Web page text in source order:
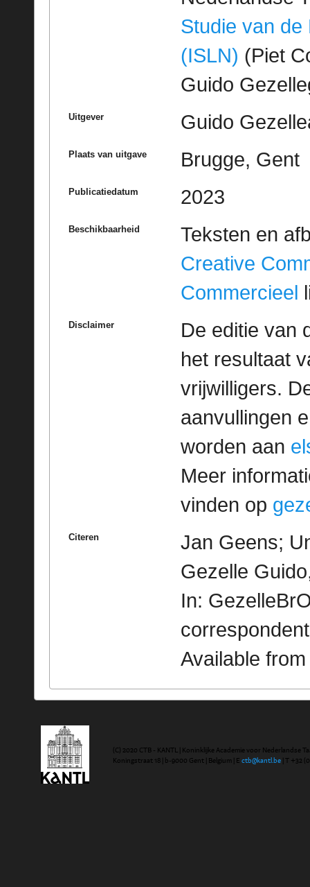
Studie van de
(ISLN) (Piet
Guido
Uitgever Guido
Plaats van uitgave Brugge, Gent
Publicatiedatum 2023
Beschikbaarheid
Teksten en
Creative
Commercieel
Disclaimer
De editie van
het resultaat
vrijwilligers.
aanvullingen
worden aan
Meer
vinden op
Citeren
Jan Geens;
Gezelle
In:
Available
(C) 2020 CTB - KANTL | Koninklijke Academie voor Nederlandse
Koningstraat 18 | b-9000 Gent | Belgium | E ctb@kantl.be | T +32